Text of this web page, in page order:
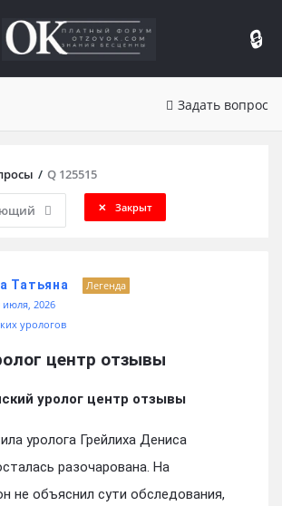
Отзывы
Задать вопрос
/ Q 125515
Закрыт
Татьяна
Легенда
июля, 2026
урологов
центр отзывы
уролог центр отзывы
уролога Грейлиха Дениса
разочарована. На
не объяснил сути обследования,